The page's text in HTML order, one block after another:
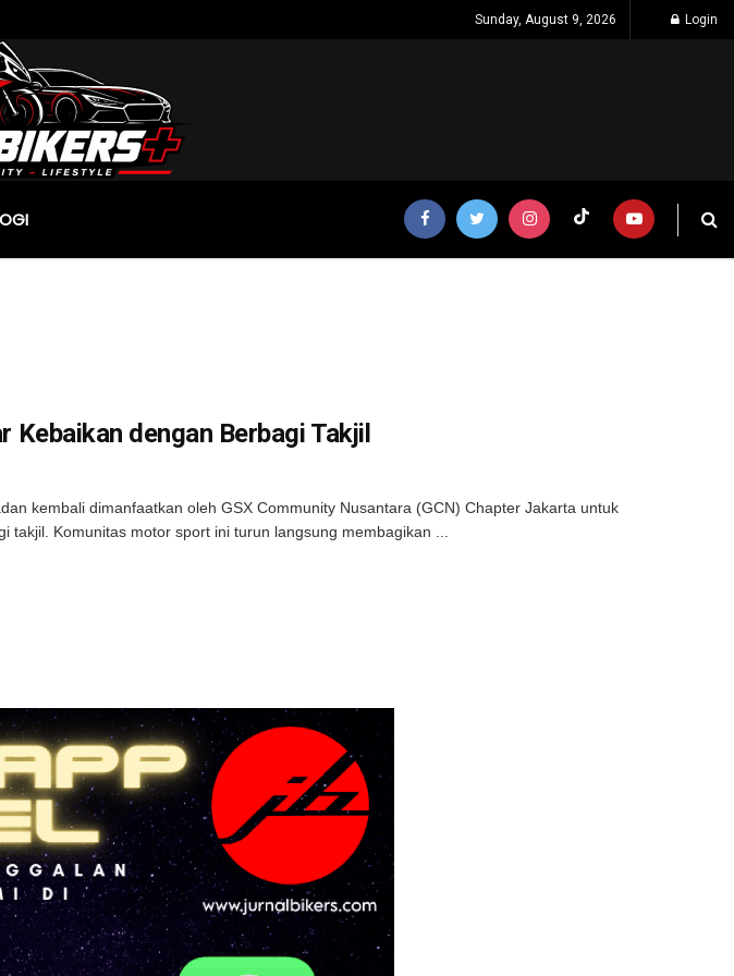
Sunday, August 9, 2026 Login
Kebaikan dengan Berbagi Takjil
kembali dimanfaatkan oleh GSX Community Nusantara (GCN) Chapter Jakarta untuk
takjil. Komunitas motor sport ini turun langsung membagikan ...